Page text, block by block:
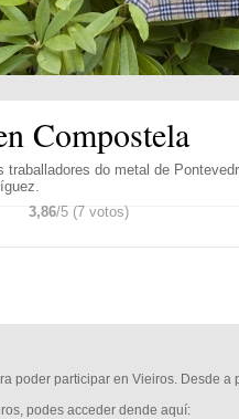
Compostela
traballadores do metal de
3,86/5 (7 votos)
poder participar en Vieiros. Desde
podes acceder dende aquí: